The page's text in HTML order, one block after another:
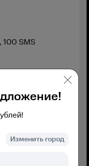
100 SMS
Изменить город